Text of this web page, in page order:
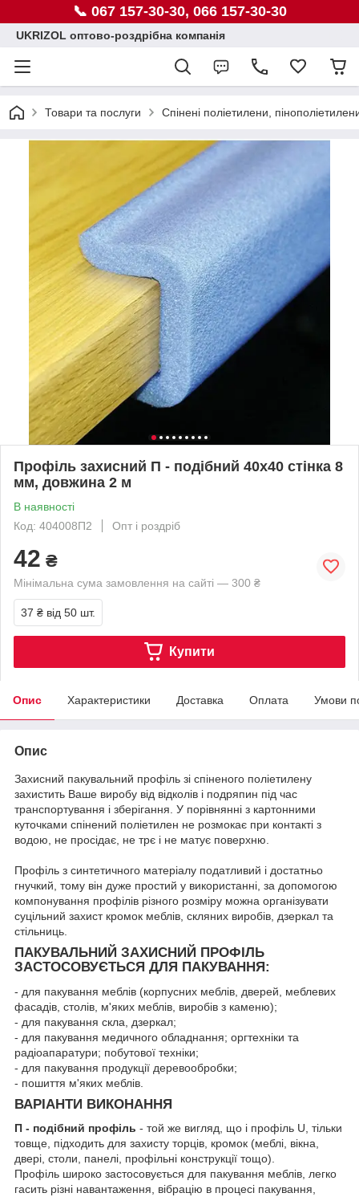
📞 067 157-30-30, 066 157-30-30
UKRIZOL оптово-роздрібна компанія
Товари та послуги Спінені поліетилени,
Профіль захисний П - подібний 40х40 стінка 8
мм, довжина 2 м
В наявності
Код: 404008П2
Опт і роздріб
42 ₴
Мінімальна сума замовлення на сайті — 300 ₴
37 ₴ від 50 шт.
Купити
Опис Характеристики Доставка Оплата Умови
Опис
Захисний пакувальний профіль зі спіненого поліетилену
захистить Ваше виробу від відколів і подряпин під час
транспортування і зберігання. У порівнянні з картонними
куточками спінений поліетилен не розмокає при контакті з
водою, не просідає, не трє і не матує поверхню.
Профіль з синтетичного матеріалу податливий і достатньо
гнучкий, тому він дуже простий у використанні, за допомогою
компонування профілів різного розміру можна організувати
суцільний захист кромок меблів, скляних виробів, дзеркал та
стільниць.
ПАКУВАЛЬНИЙ ЗАХИСНИЙ ПРОФІЛЬ
ЗАСТОСОВУЄТЬСЯ ДЛЯ ПАКУВАННЯ:
- для пакування меблів (корпусних меблів, дверей, меблевих
фасадів, столів, м'яких меблів, виробів з каменю);
- для пакування скла, дзеркал;
- для пакування медичного обладнання; оргтехніки та
радіоапаратури; побутової техніки;
- для пакування продукції деревообробки;
- пошиття м'яких меблів.
ВАРІАНТИ ВИКОНАННЯ
П - подібний профіль - той же вигляд, що і профіль U, тільки
товще, підходить для захисту торців, кромок (меблі, вікна,
двері, столи, панелі, профільні конструкції тощо).
Профіль широко застосовується для пакування меблів, легко
гасить різні навантаження, вібрацію в процесі пакування,